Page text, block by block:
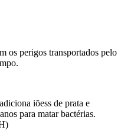
os perigos transportados pelo
iõess de prata e
para matar bactérias.